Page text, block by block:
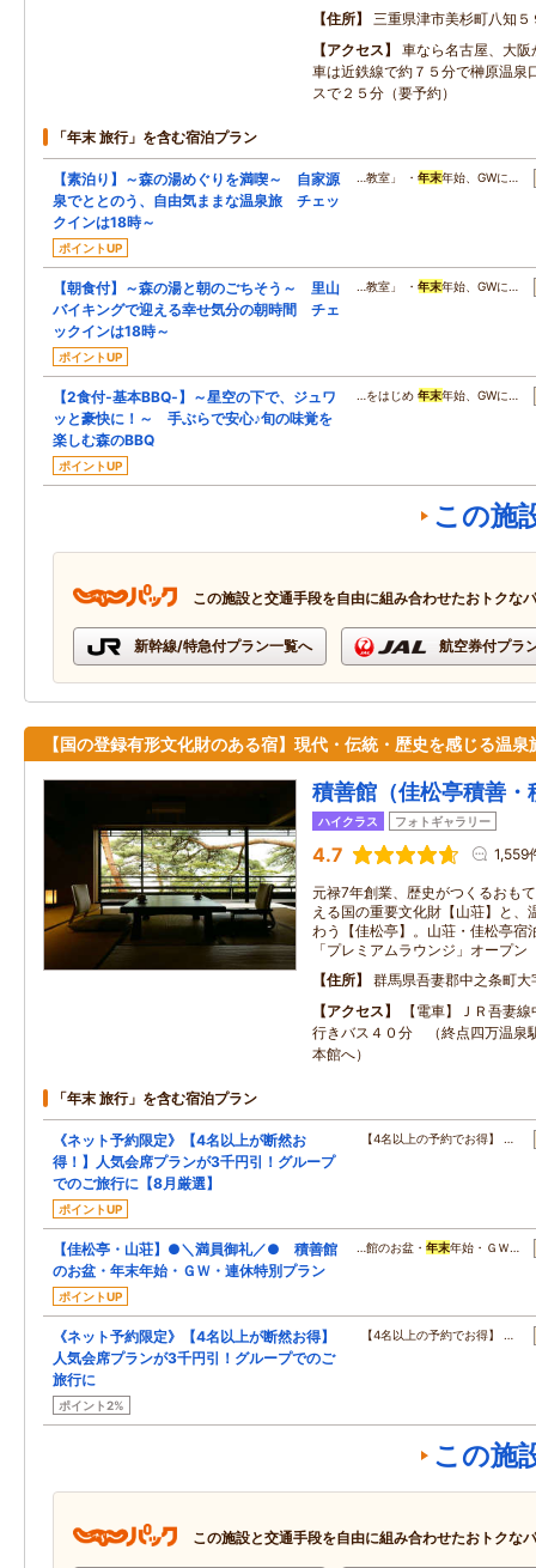
住所
三重県津市美杉町八知５
アクセス
車なら名古屋、大
車は近鉄線で約７５分で榊原温泉
スで２５分（要予約）
「年末 旅行」を含む宿泊プラン
【素泊り】～森の湯めぐりを満喫～ 自家源
泉でととのう、自由気ままな温泉旅 チェッ
クインは18時～
ポイントUP
…教室」 ・年末年始、GWに…
【朝食付】～森の湯と朝のごちそう～ 里山
バイキングで迎える幸せ気分の朝時間 チェ
ックインは18時～
ポイントUP
…教室」 ・年末年始、GWに…
【2食付‐基本BBQ‐】～星空の下で、ジュワ
ッと豪快に！～ 手ぶらで安心♪旬の味覚を
楽しむ森のBBQ
ポイントUP
…をはじめ年末年始、GWに…
この施
この施設と交通手段を自由に組み合わせたおトクな
新幹線/特急付プラン一覧へ 航空券付プラ
【国の登録有形文化財のある宿】現代・伝統・歴史を感じる温泉
積善館（佳松亭積善・
ハイクラス フォトギャラリー
4.7 1,559
元禄7年創業、歴史がつくるおも
える国の重要文化財【山荘】と、
わう【佳松亭】。山荘・佳松亭宿
「プレミアムラウンジ」オープン
住所
群馬県吾妻郡中之条町
アクセス
【電車】ＪＲ吾妻
行きバス４０分 （終点四万温泉
本館へ）
「年末 旅行」を含む宿泊プラン
《ネット予約限定》【4名以上が断然お
得！】人気会席プランが3千円引！グループ
でのご旅行に【8月厳選】
ポイントUP
【4名以上の予約でお得】 …
【佳松亭・山荘】●＼満員御礼／● 積善館
のお盆・年末年始・ＧＷ・連休特別プラン
ポイントUP
…館のお盆・ 年末年始・ＧＷ…
《ネット予約限定》【4名以上が断然お得】
人気会席プランが3千円引！グループでのご
旅行に
ポイント2%
【4名以上の予約でお得】 …
この施
この施設と交通手段を自由に組み合わせたおトクな